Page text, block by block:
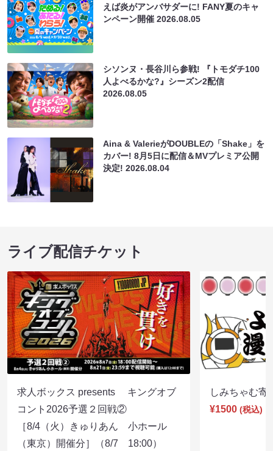
えば炎がアンバサダーに! FANY夏のキャ
ンペーン開催2026.08.05
シソンヌ・長谷川ら参戦! 『トモダチ100
人よべるかな?』シーズン2配信
2026.08.05
Aina & ValerieがDOUBLEの「Shake」を
カバー! 8月5日に配信＆MVプレミア公開
決定!2026.08.04
ライブ配信チケット
求人ボックス presents キングオブ
コント2026予選２回戦②
［8/4（火）きゅりあん 小ホール
（東京）開催分］（8/7 18:00）
しみちゃむ
¥1500 (税込)